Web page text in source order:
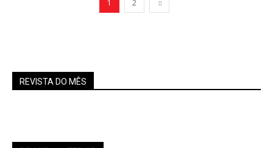
1 2
REVISTA DO MÊS